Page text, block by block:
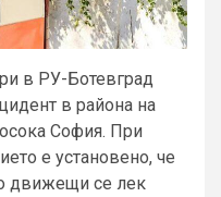
в РУ-Ботевград
в района на
София. При
е установено, че
движещи се лек